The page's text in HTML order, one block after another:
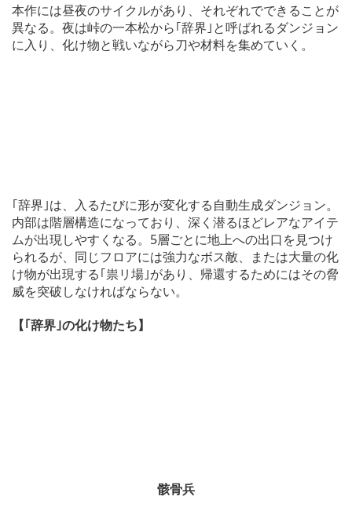
本作には昼夜のサイクルがあり、それぞれでできることが
異なる。夜は峠の一本松から｢辞界｣と呼ばれるダンジョン
に入り、化け物と戦いながら刀や材料を集めていく。
｢辞界｣は、入るたびに形が変化する自動生成ダンジョン。
内部は階層構造になっており、深く潜るほどレアなアイテ
ムが出現しやすくなる。5層ごとに地上への出口を見つけ
られるが、同じフロアには強力なボス敵、または大量の化
け物が出現する｢祟リ場｣があり、帰還するためにはその脅
威を突破しなければならない。
【｢辞界｣の化け物たち】
骸骨兵